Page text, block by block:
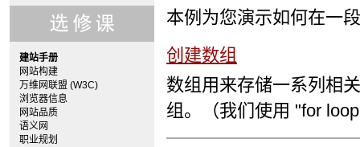
建站手册
网站构建
万维网联盟 (W3C)
浏览器信息
网站品质
语义网
职业规划
本例为您演示如何在一
创建数组
数组用来存储一系列相
组。（我们使用 "for